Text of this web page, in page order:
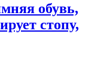
обувь,
стопу,